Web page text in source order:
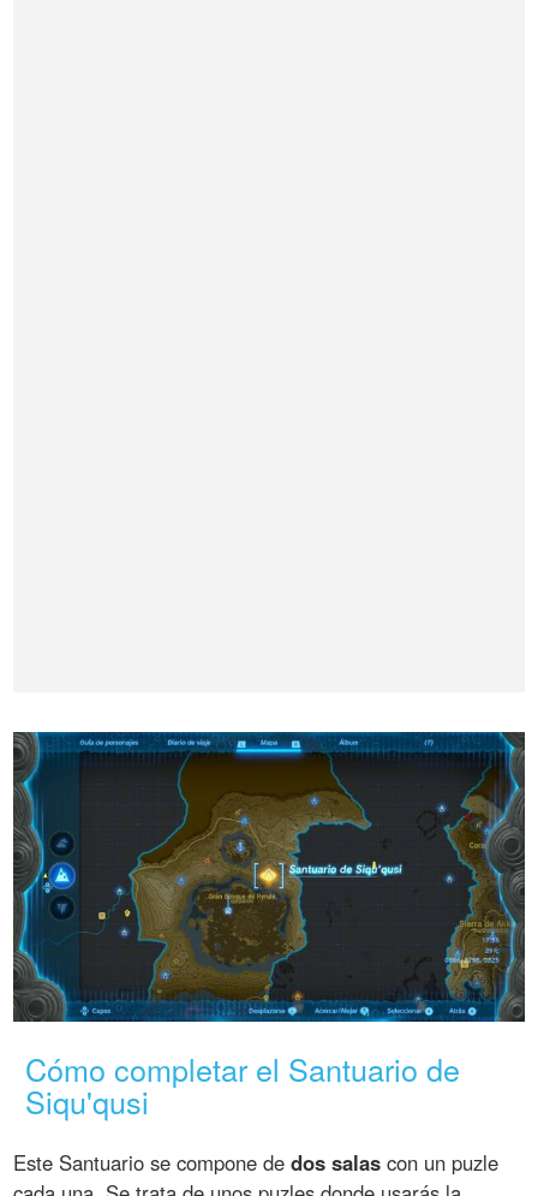
Cómo completar el Santuario de
Siqu'qusi
Este Santuario se compone dedos salas con un puzle